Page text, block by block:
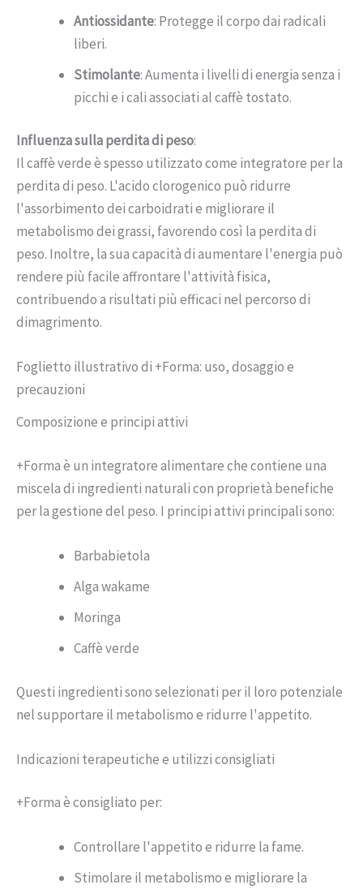
Antiossidante: Protegge il corpo dai radicali
liberi.
Stimolante: Aumenta i livelli di energia senza i
picchi e i cali associati al caffè tostato.
Influenza sulla perdita di peso:
Il caffè verde è spesso utilizzato come integratore per la
perdita di peso. L'acido clorogenico può ridurre
l'assorbimento dei carboidrati e migliorare il
metabolismo dei grassi, favorendo così la perdita di
peso. Inoltre, la sua capacità di aumentare l'energia può
rendere più facile affrontare l'attività fisica,
contribuendo a risultati più efficaci nel percorso di
dimagrimento.
Foglietto illustrativo di +Forma: uso, dosaggio e
precauzioni
Composizione e principi attivi
+Forma è un integratore alimentare che contiene una
miscela di ingredienti naturali con proprietà benefiche
per la gestione del peso. I principi attivi principali sono:
Barbabietola
Alga wakame
Moringa
Caffè verde
Questi ingredienti sono selezionati per il loro potenziale
nel supportare il metabolismo e ridurre l'appetito.
Indicazioni terapeutiche e utilizzi consigliati
+Forma è consigliato per:
Controllare l'appetito e ridurre la fame.
Stimolare il metabolismo e migliorare la